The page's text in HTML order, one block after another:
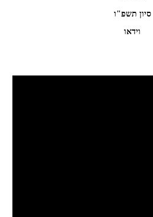
סיון תשפ"ו
וידאו